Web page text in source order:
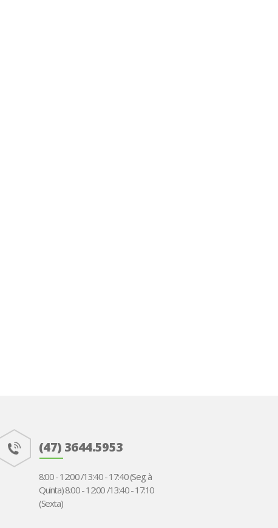
(47) 3644.5953
8:00 - 12:00 /13:40 - 17:40 (Seg. à
Quinta)8:00 - 12:00 /13:40 - 17:10
(Sexta)